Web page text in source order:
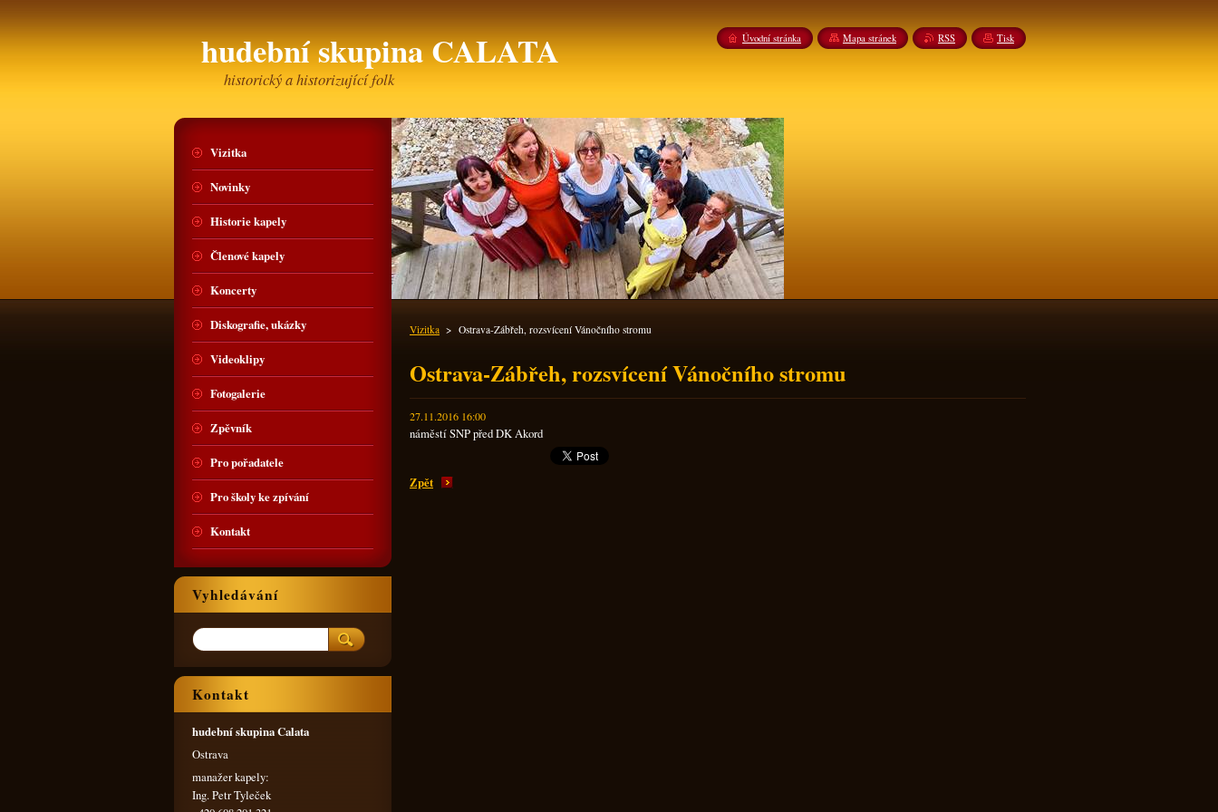
hudební skupina CALATA
historický a historizující folk
Vizitka > Ostrava-Zábřeh, rozsvícení Vánočního stromu
Ostrava-Zábřeh, rozsvícení Vánočního stromu
27.11.2016 16:00
náměstí SNP před DK Akord
Zpět
Vizitka
Novinky
Historie kapely
Členové kapely
Koncerty
Diskografie, ukázky
Videoklipy
Fotogalerie
Zpěvník
Pro pořadatele
Pro školy ke zpívání
Kontakt
Vyhledávání
Kontakt
hudební skupina Calata
Ostrava
manažer kapely:
Ing. Petr Tyleček
Úvodní stránka Mapa stránek RSS Tisk